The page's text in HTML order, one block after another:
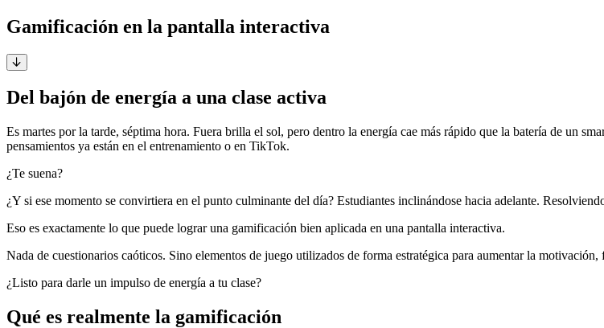
Gamificación en la pantalla interactiva
Del bajón de energía a una clase activa
Es martes por la tarde, séptima hora. Fuera brilla el sol, pero dentro la energía cae más rápido que la batería de un
pensamientos ya están en el entrenamiento o en TikTok.
¿Te suena?
¿Y si ese momento se convirtiera en el punto culminante del día? Estudiantes inclinándose hacia adelante.
Eso es exactamente lo que puede lograr una gamificación bien aplicada en una pantalla interactiva.
Nada de cuestionarios caóticos. Sino elementos de juego utilizados de forma estratégica para aumentar la
¿Listo para darle un impulso de energía a tu clase?
Qué es realmente la gamificación